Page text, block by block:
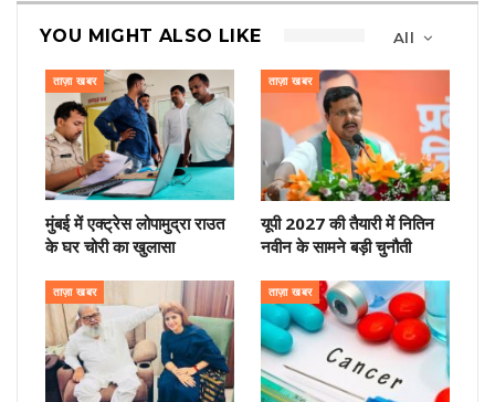
All
YOU MIGHT ALSO LIKE
ताज़ा खबर
मुंबई में एक्ट्रेस लोपामुद्रा राउत
के घर चोरी का खुलासा
ताज़ा खबर
यूपी 2027 की तैयारी में नितिन
नवीन के सामने बड़ी चुनौती
ताज़ा खबर ताज़ा खबर